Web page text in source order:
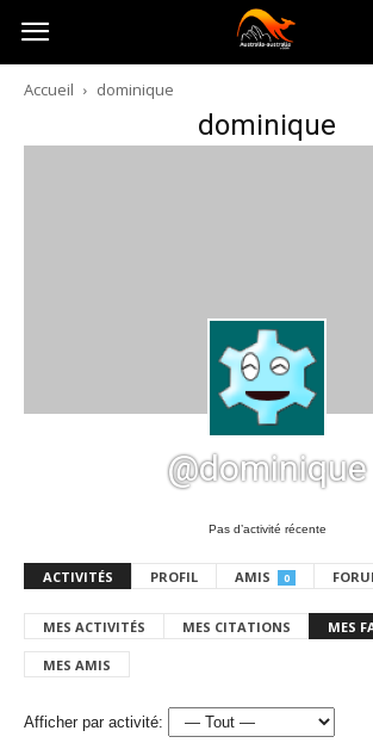
Australia-
australie.com
Accueil dominique
dominique
@dominique
Pas d’activité récente
ACTIVITÉS PROFIL AMIS 0
MES ACTIVITÉS MES CITATIONS MES
MES AMIS
Afficher par activité: